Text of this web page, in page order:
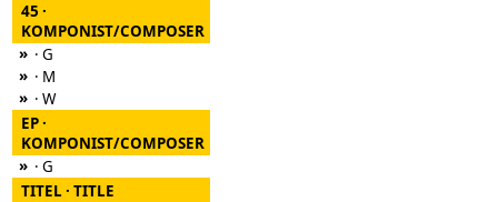
45 ·
KOMPONIST/COMPOSER
» · G
» · M
» · W
EP ·
KOMPONIST/COMPOSER
» · G
TITEL · TITLE